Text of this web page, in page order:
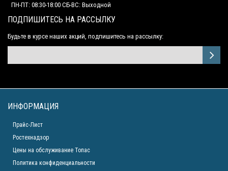
ПН-ПТ: 08:30-18:00 СБ-ВС: Выходной
ПОДПИШИТЕСЬ НА РАССЫЛКУ
Будьте в курсе наших акций, подпишитесь на рассылку:
ИНФОРМАЦИЯ
Прайс-Лист
Ростехнадзор
Цены на обслуживание Топас
Политика конфиденциальности